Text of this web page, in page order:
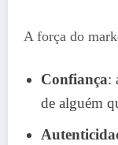
A força do
Confiança:
de alguém